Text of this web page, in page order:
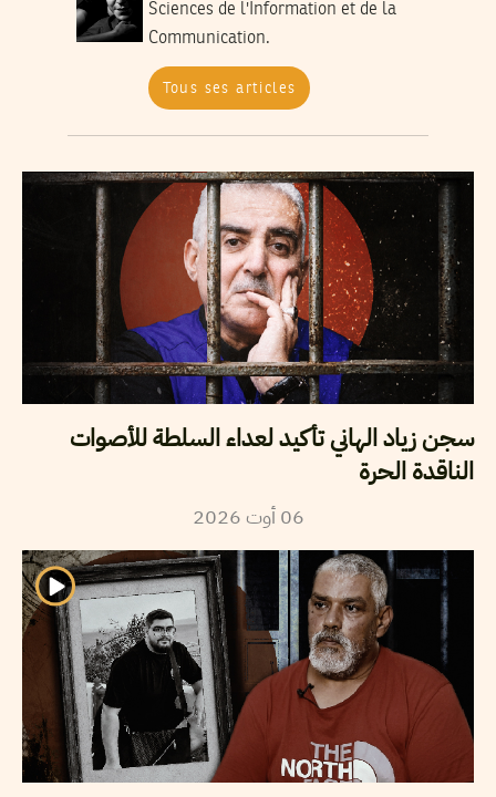
Sciences de l'Information et de la
Communication.
Tous ses articles
سجن زياد الهاني تأكيد لعداء السلطة للأصوات
الناقدة الحرة
06 أوت2026